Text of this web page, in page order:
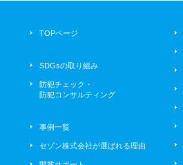
久しぶりの到津の森動物園🦒🦝
2026/05/25
🌹春のバラフェア2026🌹 ～ナ
イトローズガーデン～
⛩️宮地嶽神社 菖蒲まつり
2026/05/21
TOPページ
SDGsの取り組み
防犯チェック・
防犯コンサルティング
事例一覧
セゾン株式会社が選ばれる理由